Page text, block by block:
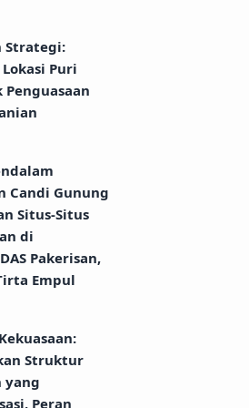
Strategi:
Puri
Candi Gunung
Situs-Situs
di
Pakerisan,
Empul
Struktur
yang
Peran